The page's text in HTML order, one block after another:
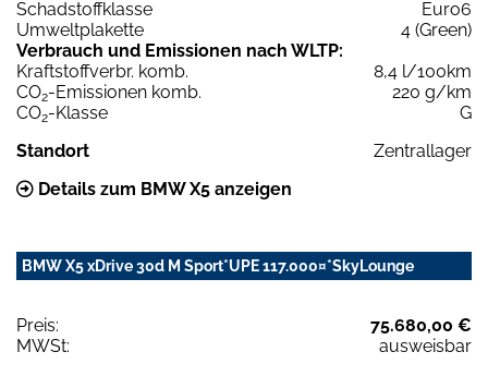
Schadstoffklasse
Euro6
Umweltplakette
4 (Green)
Verbrauch und Emissionen nach WLTP:
Kraftstoffverbr. komb.
8,4 l/100km
CO2-Emissionen komb.
220 g/km
CO2-Klasse
G
Standort
Zentrallager
Details zum BMW X5 anzeigen
BMW X5 xDrive 30d M Sport*UPE 117.000¤*SkyLounge
Preis:
75.680,00 €
MWSt:
ausweisbar